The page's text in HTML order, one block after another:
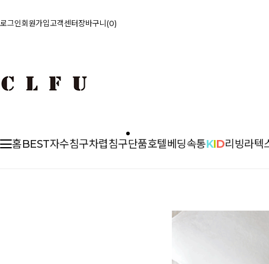
로그인회원가입고객센터장바구니 0
홈BEST자수침구차렵침구단품호텔베딩속통KID리빙라텍